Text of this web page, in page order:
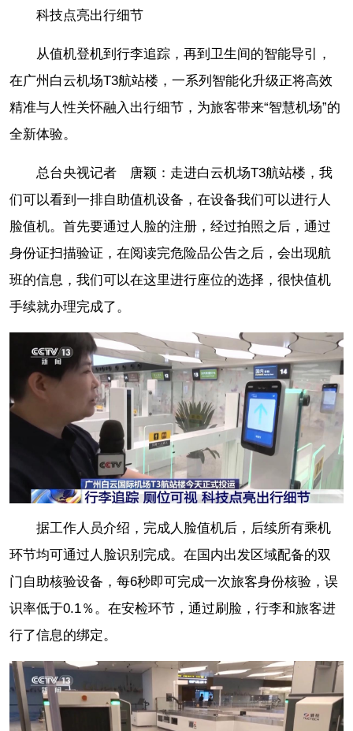
科技点亮出行细节
从值机登机到行李追踪，再到卫生间的智能导引，
在广州白云机场T3航站楼，一系列智能化升级正将高效
精准与人性关怀融入出行细节，为旅客带来“智慧机场”的
全新体验。
总台央视记者 唐颖：走进白云机场T3航站楼，我
们可以看到一排自助值机设备，在设备我们可以进行人
脸值机。首先要通过人脸的注册，经过拍照之后，通过
身份证扫描验证，在阅读完危险品公告之后，会出现航
班的信息，我们可以在这里进行座位的选择，很快值机
手续就办理完成了。
据工作人员介绍，完成人脸值机后，后续所有乘机
环节均可通过人脸识别完成。在国内出发区域配备的双
门自助核验设备，每6秒即可完成一次旅客身份核验，误
识率低于0.1％。在安检环节，通过刷脸，行李和旅客进
行了信息的绑定。